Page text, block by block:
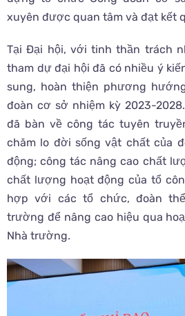
xuyên được quan tâm và đạt kết
Tại Đại hội, với tinh thần trách
tham dự đại hội đã có nhiều ý
sung, hoàn thiện phương
đoàn cơ sở nhiệm kỳ 2023-
đã bàn về công tác tuyên
chăm lo đời sống vật chất của
động; công tác nâng cao chất
chất lượng hoạt động của tổ
hợp với các tổ chức, đoàn
trường để nâng cao hiệu qua
Nhà trường.